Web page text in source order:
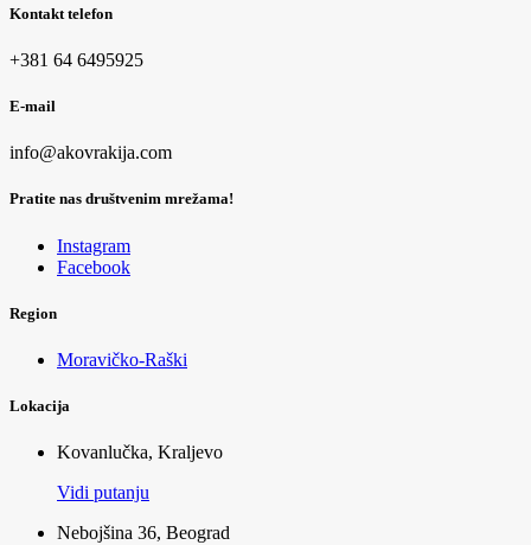
Kontakt telefon
+381 64 6495925
E-mail
info@akovrakija.com
Pratite nas društvenim mrežama!
Instagram
Facebook
Region
Moravičko-Raški
Lokacija
Kovanlučka, Kraljevo
Vidi putanju
Nebojšina 36, Beograd